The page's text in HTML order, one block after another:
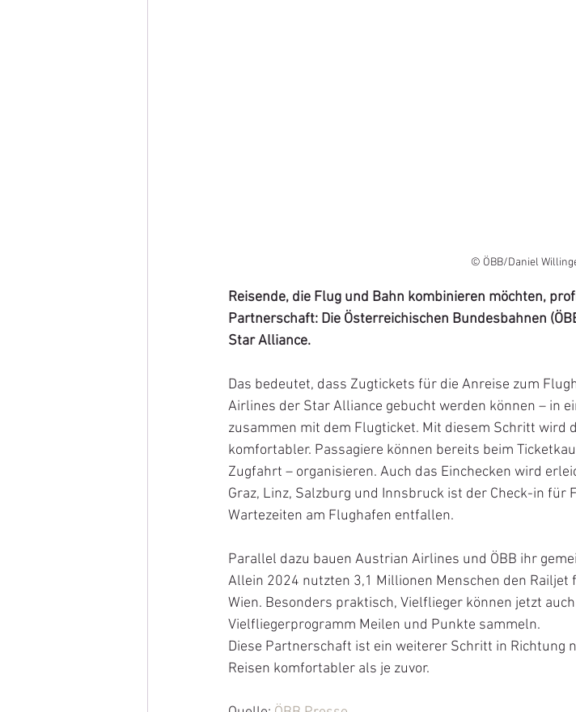
© ÖBB/Daniel
Reisende, die Flug und Bahn kombinieren möchten,
Partnerschaft: Die Österreichischen Bundesbahnen
Star Alliance.
Das bedeutet, dass Zugtickets für die Anreise zum
Airlines der Star Alliance gebucht werden können – in
zusammen mit dem Flugticket. Mit diesem Schritt wird
komfortabler. Passagiere können bereits beim
Zugfahrt – organisieren. Auch das Einchecken wird
Graz, Linz, Salzburg und Innsbruck ist der Check-in für
Wartezeiten am Flughafen entfallen.
Parallel dazu bauen Austrian Airlines und ÖBB ihr
Allein 2024 nutzten 3,1 Millionen Menschen den
Wien. Besonders praktisch, Vielflieger können jetzt
Vielfliegerprogramm Meilen und Punkte sammeln.
Diese Partnerschaft ist ein weiterer Schritt in Richtung
Reisen komfortabler als je zuvor.